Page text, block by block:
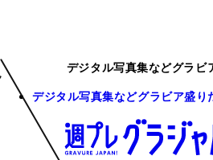
デジタル写真集などグラビ
デジタル写真集などグラビア盛り